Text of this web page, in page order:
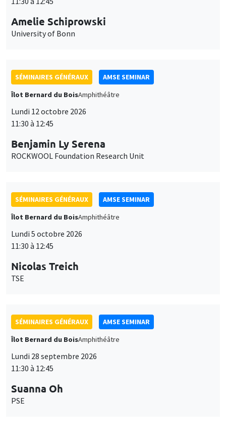
Amelie Schiprowski
University of Bonn
SÉMINAIRES GÉNÉRAUX
AMSE SEMINAR
Îlot Bernard du BoisAmphithéâtre
Lundi 12 octobre 2026
11:30 à 12:45
Benjamin Ly Serena
ROCKWOOL Foundation Research Unit
SÉMINAIRES GÉNÉRAUX
AMSE SEMINAR
Îlot Bernard du BoisAmphithéâtre
Lundi 5 octobre 2026
11:30 à 12:45
Nicolas Treich
TSE
SÉMINAIRES GÉNÉRAUX
AMSE SEMINAR
Îlot Bernard du BoisAmphithéâtre
Lundi 28 septembre 2026
11:30 à 12:45
Suanna Oh
PSE